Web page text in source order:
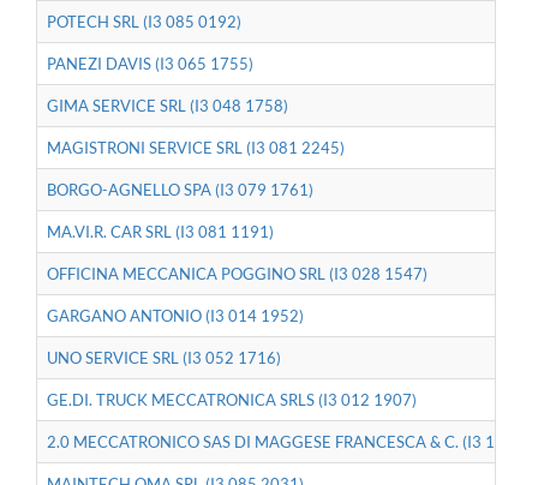
POTECH SRL (I3 085 0192)
PANEZI DAVIS (I3 065 1755)
GIMA SERVICE SRL (I3 048 1758)
MAGISTRONI SERVICE SRL (I3 081 2245)
BORGO-AGNELLO SPA (I3 079 1761)
MA.VI.R. CAR SRL (I3 081 1191)
OFFICINA MECCANICA POGGINO SRL (I3 028 1547)
GARGANO ANTONIO (I3 014 1952)
UNO SERVICE SRL (I3 052 1716)
GE.DI. TRUCK MECCATRONICA SRLS (I3 012 1907)
2.0 MECCATRONICO SAS DI MAGGESE FRANCESCA & C. (I3 106